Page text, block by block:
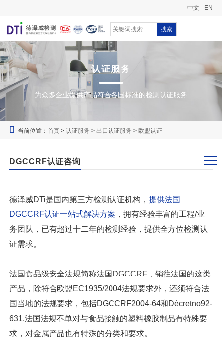
中文 EN
搜索
认证服务
为众多企业提供产品符合各国标准的检测认证服务
当前位置：首页 >认证服务 >出口认证服务 > 欧盟认证
DGCCRF认证咨询
德泽威DTi是国内第三方检测认证机构，提供法国
DGCCRF认证一站式解决方案 ，拥有经验丰富的工程/业
务团队，已有超过十二年的检测经验，提供全方位检测认
证需求。
法国食品级安全法规简称法国DGCCRF，销往法国的这类
产品，除符合欧盟EC1935/2004法规要求外，还须符合法
国当地的法规要求，包括DGCCRF2004-64和Décretno92-
631.法国法规不单对与食品接触的塑料橡胶制品有特殊要
求，对金属产品也有特殊的分类和要求。